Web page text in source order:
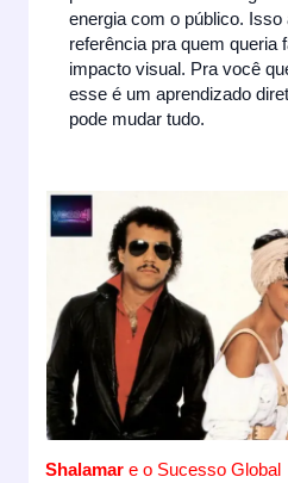
energia com o público. Isso
referência pra quem queria
impacto visual. Pra você
esse é um aprendizado
pode mudar tudo.
Shalamar e o Sucesso Global